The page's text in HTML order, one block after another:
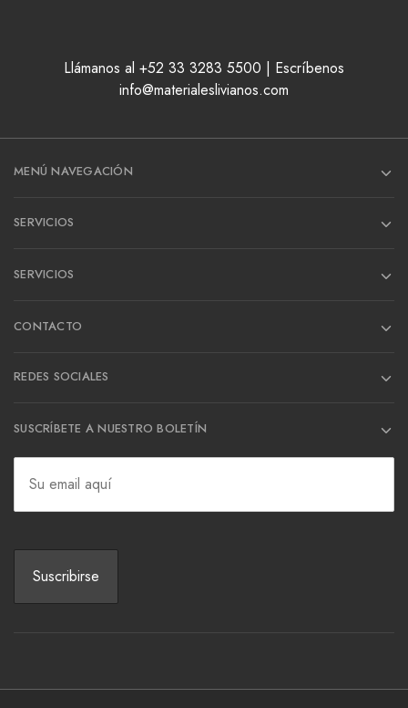
Llámanos al +52 33 3283 5500 | Escríbenos
info@materialeslivianos.com
MENÚ NAVEGACIÓN
SERVICIOS
SERVICIOS
CONTACTO
REDES SOCIALES
SUSCRÍBETE A NUESTRO BOLETÍN